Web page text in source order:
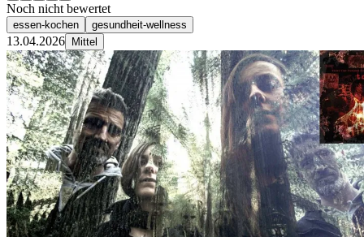
Noch nicht bewertet
essen-kochen gesundheit-wellness
13.04.2026 Mittel